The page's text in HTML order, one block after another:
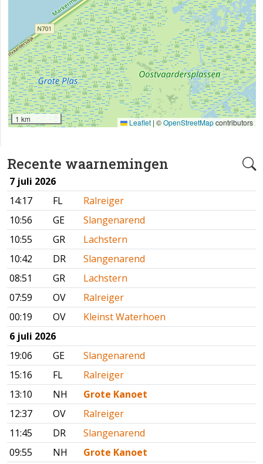
Recente waarnemingen
7 juli 2026
14:17
FL
Ralreiger
10:56
GE
Slangenarend
10:55
GR
Lachstern
10:42
DR
Slangenarend
08:51
GR
Lachstern
07:59
OV
Ralreiger
00:19
OV
Kleinst Waterhoen
6 juli 2026
19:06
GE
Slangenarend
15:16
FL
Ralreiger
13:10
NH
Grote Kanoet
12:37
OV
Ralreiger
11:45
DR
Slangenarend
09:55
NH
Grote Kanoet
1 km Leaflet | ©OpenStreetMapcontributors